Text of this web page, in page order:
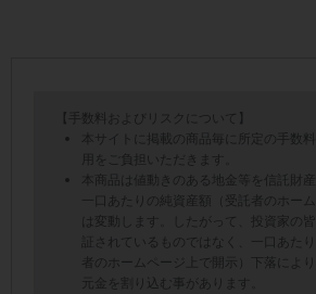
【手数料およびリスクについて】
本サイトに掲載の商品毎に所定の手数
用をご負担いただきます。
本商品は値動きのある地金等を信託財
一口あたりの純資産額（受託者のホー
は変動します。したがって、投資家の
証されているものではなく、一口あた
者のホームページ上で開示）下落により
元金を割り込む事があります。